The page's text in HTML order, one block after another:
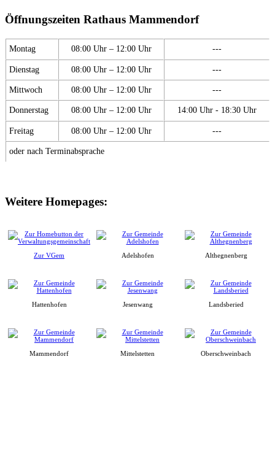
Öffnungszeiten Rathaus Mammendorf
Montag 08:00 Uhr – 12:00 Uhr ---
Dienstag 08:00 Uhr – 12:00 Uhr ---
Mittwoch 08:00 Uhr – 12:00 Uhr ---
Donnerstag 08:00 Uhr – 12:00 Uhr 14:00 Uhr - 18:30 Uhr
Freitag 08:00 Uhr – 12:00 Uhr ---
oder nach Terminabsprache
Weitere Homepages:
Zur VGem Adelshofen Althegnenberg
Hattenhofen Jesenwang Landsberied
Mammendorf Mittelstetten Oberschweinbach